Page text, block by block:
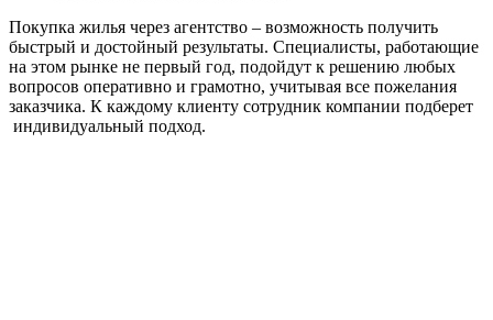
Покупка жилья через агентство – возможность получить
быстрый и достойный результаты. Специалисты, работающие
на этом рынке не первый год, подойдут к решению любых
вопросов оперативно и грамотно, учитывая все пожелания
заказчика. К каждому клиенту сотрудник компании подберет
индивидуальный подход.